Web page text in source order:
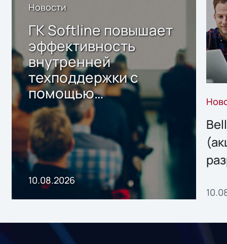
Новости
ГК Softline повышает
эффективность
внутренней
техподдержки с
помощью
собственного ИИ-
сервиса
10.08.2026